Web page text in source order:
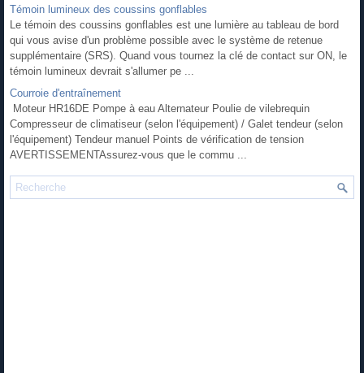
Témoin lumineux des coussins gonflables
Le témoin des coussins gonflables est une lumière au tableau de bord
qui vous avise d'un problème possible avec le système de retenue
supplémentaire (SRS). Quand vous tournez la clé de contact sur ON, le
témoin lumineux devrait s'allumer pe ...
Courroie d'entraînement
Moteur HR16DE Pompe à eau Alternateur Poulie de vilebrequin
Compresseur de climatiseur (selon l'équipement) / Galet tendeur (selon
l'équipement) Tendeur manuel Points de vérification de tension
AVERTISSEMENTAssurez-vous que le commu ...